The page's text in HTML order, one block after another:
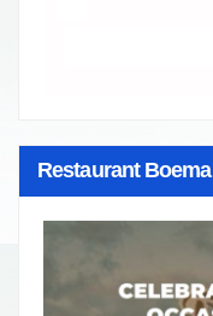
Restaurant Boema